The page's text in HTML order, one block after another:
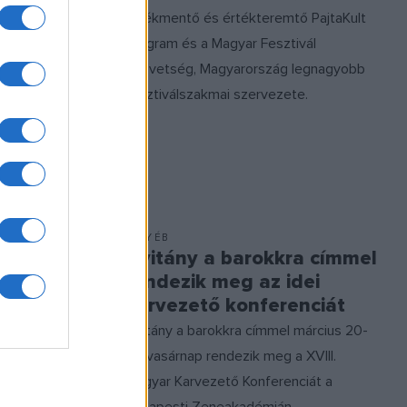
31-én.
értékmentő és értékteremtő PajtaKult
program és a Magyar Fesztivál
Szövetség, Magyarország legnagyobb
fesztiválszakmai szervezete.
EGYÉB
Nyitány a barokkra címmel
rendezik meg az idei
karvezető konferenciát
Nyitány a barokkra címmel március 20-
án, vasárnap rendezik meg a XVIII.
Magyar Karvezető Konferenciát a